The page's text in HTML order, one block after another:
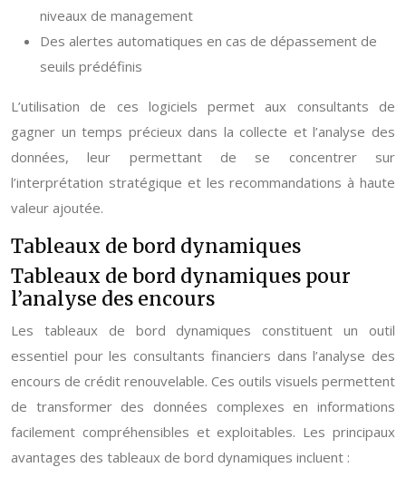
niveaux de management
Des alertes automatiques en cas de dépassement de
seuils prédéfinis
L’utilisation de ces logiciels permet aux consultants de
gagner un temps précieux dans la collecte et l’analyse des
données, leur permettant de se concentrer sur
l’interprétation stratégique et les recommandations à haute
valeur ajoutée.
Tableaux de bord dynamiques
Tableaux de bord dynamiques pour
l’analyse des encours
Les tableaux de bord dynamiques constituent un outil
essentiel pour les consultants financiers dans l’analyse des
encours de crédit renouvelable. Ces outils visuels permettent
de transformer des données complexes en informations
facilement compréhensibles et exploitables. Les principaux
avantages des tableaux de bord dynamiques incluent :